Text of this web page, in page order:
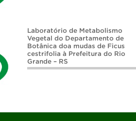
Laboratório de Metabolismo
Vegetal do Departamento de
Botânica doa mudas de Ficus
cestrifolia à Prefeitura do Rio
Grande – RS